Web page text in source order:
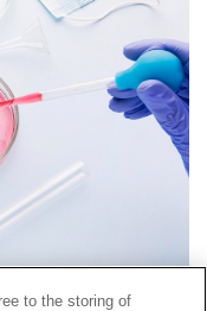
to the storing of